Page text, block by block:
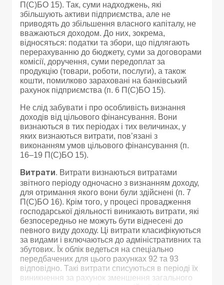
П(С)БО 15). Так, суми надходжень, які
збільшують активи підприємства, але не
приводять до збільшення власного капіталу, не
вважаються доходом. До них, зокрема,
відносяться: податки та збори, що підлягають
перерахуванню до бюджету, суми за договорами
комісії, доручення, суми передоплат за
продукцію (товари, роботи, послуги), а також
кошти, помилково зараховані на банківський
рахунок підприємства (п. 6 П(С)БО 15).
Не слід забувати і про особливість визнання
доходів від цільового фінансування. Вони
визнаються в тих періодах і тих величинах, у
яких визнаються витрати, пов’язані з
виконанням умов цільового фінансування (п.
16–19 П(С)БО 15).
Витрати . Витрати визнаються витратами
звітного періоду одночасно з визнанням доходу,
для отримання якого вони були здійснені (п. 7
П(С)БО 16). Крім того, у процесі провадження
господарської діяльності виникають витрати, які
безпосередньо не можуть бути віднесені до
певного виду доходу. Ці витрати класифікуються
за видами і включаються до адміністративних та
збутових. Їх облік ведеться на спеціально
передбачених для цього рахунках 92 та 93
відповідно. Такі витрати списуються в періоді їх
виникнення за рахунок зменшення загального